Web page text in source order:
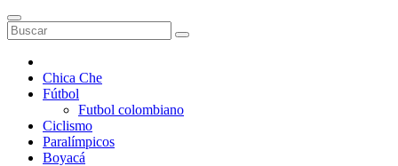
Chica Che
Fútbol
Futbol colombiano
Ciclismo
Paralímpicos
Boyacá